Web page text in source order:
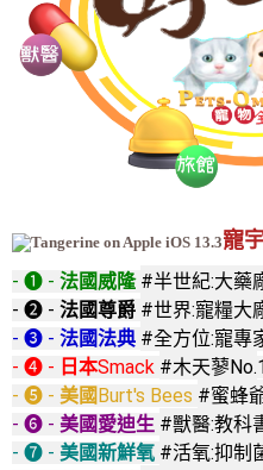
寵
- ❶ - 法國威隆 #半世紀:大藥
- ❷ - 法國尊爵 #世界:寵糧大
- ❸ - 法國法典 #全方位:寵專
- ❹ - 日本Smack #木天蓼No.
- ❺ - 美國Burt's Bees #蜜蜂
- ❻ - 美國愛迪生 #獸醫:教科
- ❼ - 美國新鮮氧 #活氧:抑制